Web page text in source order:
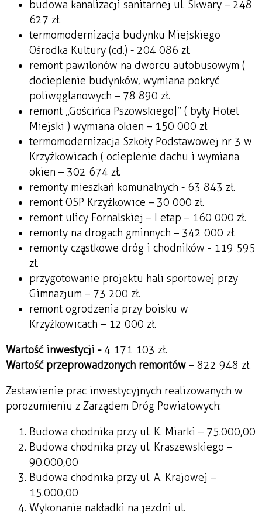
budowa kanalizacji sanitarnej ul. Skwary – 248
627 zł.
termomodernizacja budynku Miejskiego
Ośrodka Kultury (cd.) - 204 086 zł.
remont pawilonów na dworcu autobusowym (
docieplenie budynków, wymiana pokryć
poliwęglanowych – 78 890 zł.
remont „Gościńca Pszowskiego|” ( były Hotel
Miejski ) wymiana okien – 150 000 zł.
termomodernizacja Szkoły Podstawowej nr 3 w
Krzyżkowicach ( ocieplenie dachu i wymiana
okien – 302 674 zł.
remonty mieszkań komunalnych - 63 843 zł.
remont OSP Krzyżkowice – 30 000 zł.
remont ulicy Fornalskiej – I etap – 160 000 zł.
remonty na drogach gminnych – 342 000 zł.
remonty cząstkowe dróg i chodników - 119 595
zł.
przygotowanie projektu hali sportowej przy
Gimnazjum – 73 200 zł.
remont ogrodzenia przy boisku w
Krzyżkowicach – 12 000 zł.
Wartość inwestycji -4 171 103 zł.
Wartość przeprowadzonych remontów – 822 948 zł.
Zestawienie prac inwestycyjnych realizowanych w
porozumieniu z Zarządem Dróg Powiatowych:
Budowa chodnika przy ul. K. Miarki – 75.000,00
Budowa chodnika przy ul. Kraszewskiego –
90.000,00
Budowa chodnika przy ul. A. Krajowej –
15.000,00
Wykonanie nakładki na jezdni ul.